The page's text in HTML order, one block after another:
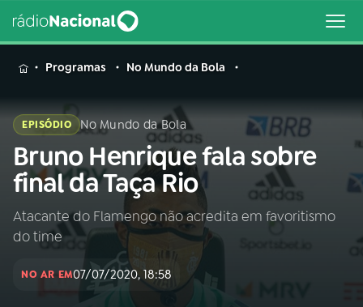
MENU
Buscar
na
Rádio
Nacional
Buscar
AO VIVO
INÍCIO
Programas No Mundo da Bola
EPISÓDIO No Mundo da Bola
Bruno Henrique fala sobre
final da Taça Rio
Atacante do Flamengo não acredita em favoritismo
do time
NO AR EM07/07/2020, 18:58